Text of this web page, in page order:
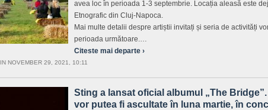
avea loc în perioada 1-3 septembrie. Locația aleasă este
Etnografic din Cluj-Napoca.
Mai multe detalii despre artiștii invitați și seria de activități
perioada următoare.…
Citeste mai departe ›
IN NOVEMBER 29, 2021, 10:11
Sting a lansat oficial albumul „The
vor putea fi ascultate în luna martie, în